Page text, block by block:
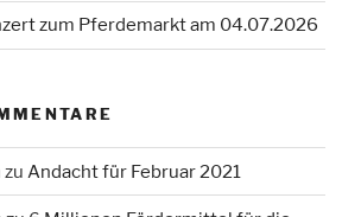
zum Pferdemarkt am 04.07.2026
zu Andacht für Februar 2021